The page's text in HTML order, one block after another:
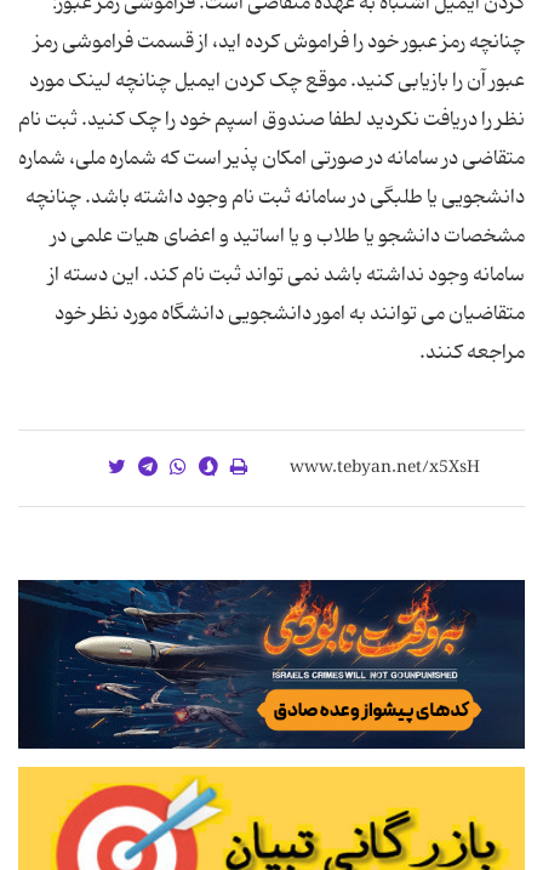
چنانچه رمز عبور خود را فراموش کرده اید، از قسمت فراموشی رمز
عبور آن را بازیابی کنید. موقع چک کردن ایمیل چنانچه لینک مورد
نظر را دریافت نکردید لطفا صندوق اسپم خود را چک کنید. ثبت نام
متقاضی در سامانه در صورتی امکان پذیر است که شماره ملی، شماره
دانشجویی یا طلبگی در سامانه ثبت نام وجود داشته باشد. چنانچه
مشخصات دانشجو یا طلاب و یا اساتید و اعضای هیات علمی در
سامانه وجود نداشته باشد نمی تواند ثبت نام کند. این دسته از
متقاضیان می توانند به امور دانشجویی دانشگاه مورد نظر خود
مراجعه کنند.